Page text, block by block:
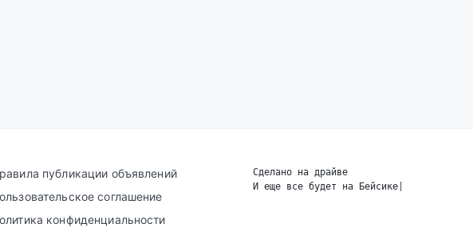
публикации объявлений
соглашение
конфиденциальности
Сделано на драйве
И еще все будет на Бейсике